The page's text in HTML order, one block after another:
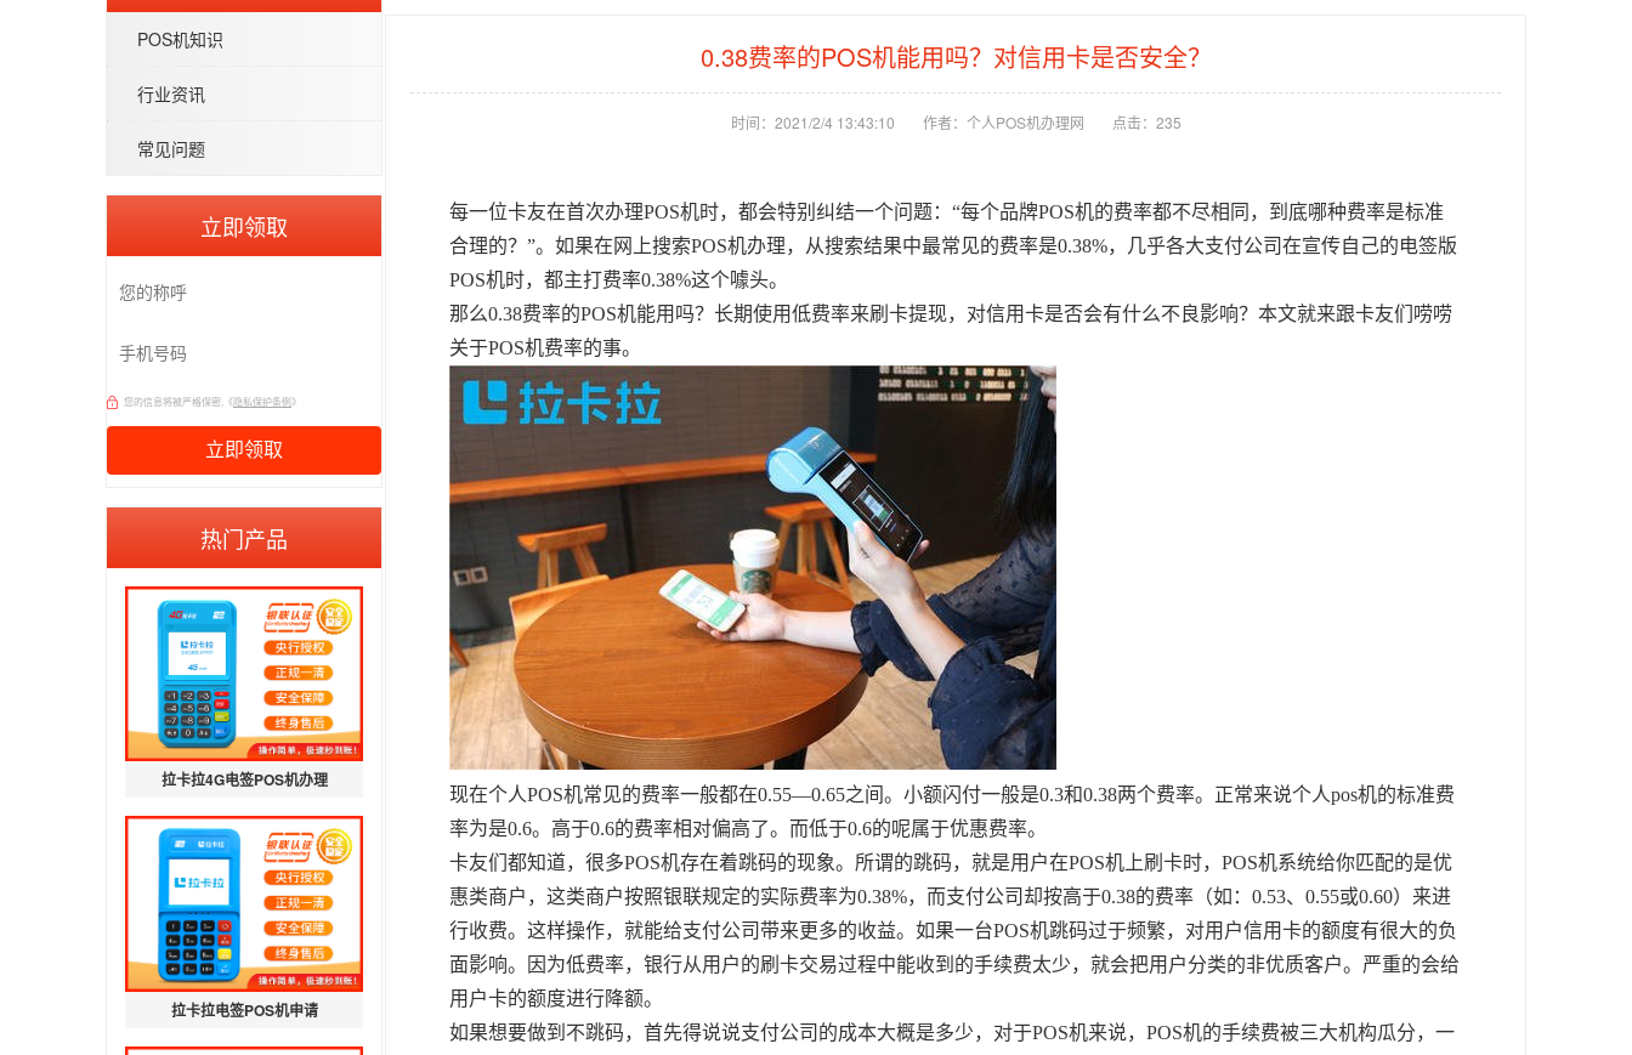
POS机知识
行业资讯
常见问题
立即领取
您的信息将被严格保密,《隐私保护条例》
热门产品
拉卡拉4G电签POS机办理
拉卡拉电签POS机申请
0.38费率的POS机能用吗？对信用卡是否安全？
时间：2021/2/4 13:43:10 作者：个人POS机办理网 点击： 235
每一位卡友在首次办理POS机时，都会特别纠结一个问题：“每个品牌POS机的费率都不尽相同，到底哪种费率是标准
合理的？”。如果在网上搜索POS机办理，从搜索结果中最常见的费率是0.38%，几乎各大支付公司在宣传自己的电签版
POS机时，都主打费率0.38%这个噱头。
那么0.38费率的POS机能用吗？长期使用低费率来刷卡提现，对信用卡是否会有什么不良影响？本文就来跟卡友们唠唠
关于POS机费率的事。
现在个人POS机常见的费率一般都在0.55—0.65之间。小额闪付一般是0.3和0.38两个费率。正常来说个人pos机的标准费
率为是0.6。高于0.6的费率相对偏高了。而低于0.6的呢属于优惠费率。
卡友们都知道，很多POS机存在着跳码的现象。所谓的跳码，就是用户在POS机上刷卡时，POS机系统给你匹配的是优
惠类商户，这类商户按照银联规定的实际费率为0.38%，而支付公司却按高于0.38的费率（如：0.53、0.55或0.60）来进
行收费。这样操作，就能给支付公司带来更多的收益。如果一台POS机跳码过于频繁，对用户信用卡的额度有很大的负
面影响。因为低费率，银行从用户的刷卡交易过程中能收到的手续费太少，就会把用户分类的非优质客户。严重的会给
用户卡的额度进行降额。
如果想要做到不跳码，首先得说说支付公司的成本大概是多少，对于POS机来说，POS机的手续费被三大机构瓜分，一